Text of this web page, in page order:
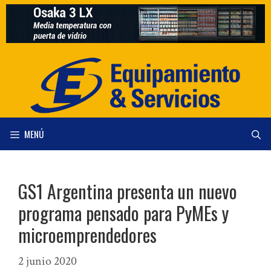
Saltar
contenido
MENÚ
GS1 Argentina presenta un nuevo
programa pensado para PyMEs y
microemprendedores
2 junio 2020